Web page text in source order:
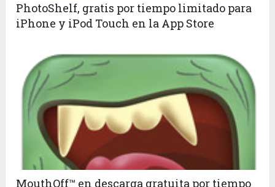
PhotoShelf, gratis por tiempo limitado para
iPhone y iPod Touch en la App Store
MouthOff™ en descarga gratuita por tiempo